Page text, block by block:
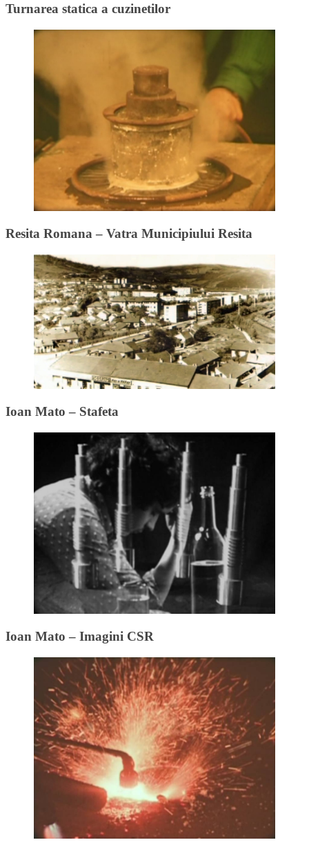
Turnarea statica a cuzinetilor
Resita Romana – Vatra Municipiului Resita
Ioan Mato – Stafeta
Ioan Mato – Imagini CSR